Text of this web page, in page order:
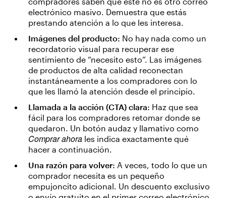
electrónico masivo. Demuestra que estás
prestando atención a lo que les interesa.
Imágenes del producto: No hay nada como un
recordatorio visual para recuperar ese
sentimiento de “necesito esto”. Las imágenes
de productos de alta calidad reconectan
instantáneamente a los compradores con lo
que les llamó la atención desde el principio.
Llamada a la acción (CTA) clara: Haz que sea
fácil para los compradores retomar donde se
quedaron. Un botón audaz y llamativo como
Comprar ahora les indica exactamente qué
hacer a continuación.
Una razón para volver: A veces, todo lo que un
comprador necesita es un pequeño
empujoncito adicional. Un descuento exclusivo